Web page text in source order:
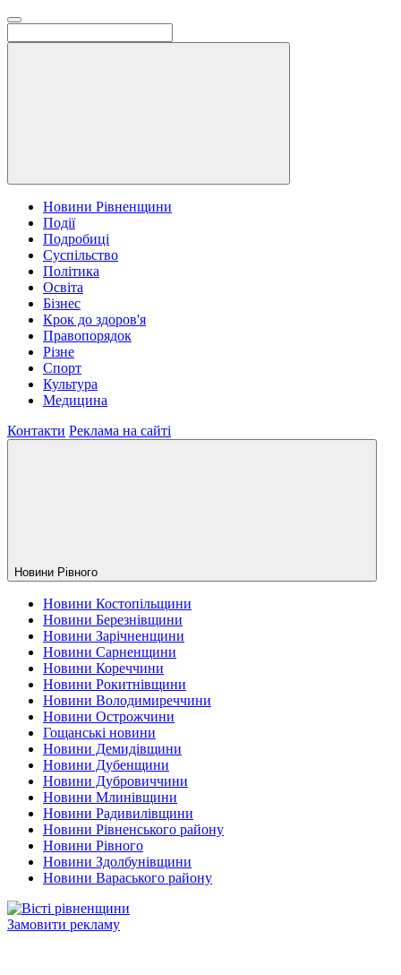
Новини Рівненщини
Події
Подробиці
Суспільство
Політика
Освіта
Бізнес
Крок до здоров'я
Правопорядок
Різне
Спорт
Культура
Медицина
Контакти Реклама на сайті
Новини Рiвного
Новини Костопільщини
Новини Березнівщини
Новини Зарічненщини
Новини Сарненщини
Новини Кореччини
Новини Рокитнівщини
Новини Володимиреччини
Новини Острожчини
Гощанські новини
Новини Демидівщини
Новини Дубенщини
Новини Дубровиччини
Новини Млинівщини
Новини Радивилівщини
Новини Рівненського району
Новини Рівного
Новини Здолбунівщини
Новини Вараського району
Замовити рекламу